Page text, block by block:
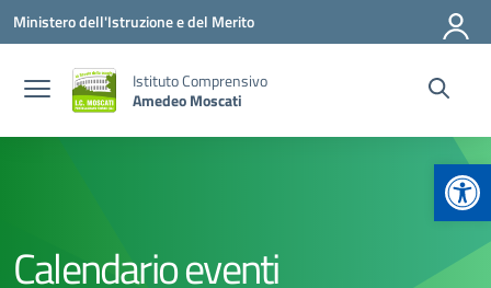
Vai ai contenuti
Vai al menu di navigazione
Vai al footer
Ministero dell'Istruzione e del Merito
Istituto Comprensivo
Amedeo Moscati
Calendario eventi